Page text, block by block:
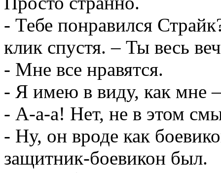
- Тебе понравился
клик спустя. – Ты весь
- Мне все нравятся.
- Я имею в виду, как мне
- А-а-а! Нет, не в этом
- Ну, он вроде как
защитник-боевикон был.